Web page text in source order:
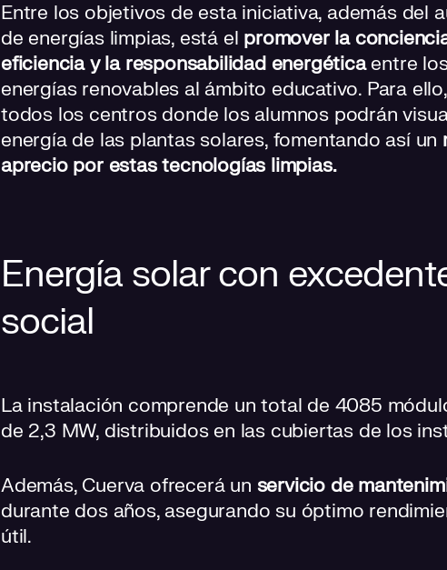
Entre los objetivos de esta iniciativa, además del
de energías limpias, está el promover la
eficiencia y la responsabilidad energéticaentre
energías renovables al ámbito educativo. Para
todos los centros donde los alumnos podrán
energía de las plantas solares, fomentando así un
aprecio por estas tecnologías limpias.
Energía solar con
social
La instalación comprende un total de 4085
de 2,3 MW, distribuidos en las cubiertas de los
Además, Cuerva ofrecerá un servicio de
durante dos años, asegurando su óptimo
útil.